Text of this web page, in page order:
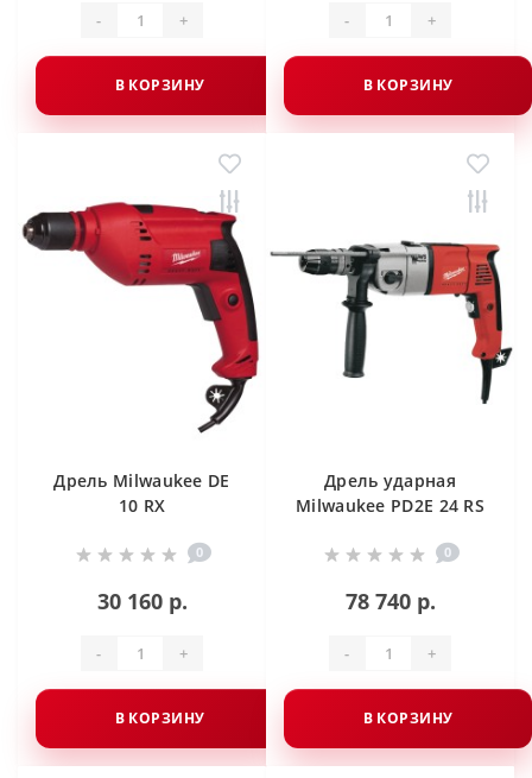
- +
В КОРЗИНУ
- +
В КОРЗИНУ
Дрель Milwaukee DE
10 RX
0
30 160 р.
- +
В КОРЗИНУ
Дрель ударная
Milwaukee PD2E 24 RS
0
78 740 р.
- +
В КОРЗИНУ